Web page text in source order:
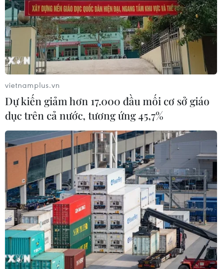
được nhiều kết quả nổi bật
11/05/2023 12:56
Các nhà lãnh đạo ASEAN chia sẻ quan điểm rằng lợi
ích của người dân là mối quan tâm hàng đầu, đặc biệt
là vấn đề bảo vệ người lao động nhập cư và nạn nhân
của tình trạng buôn bán người.
Hội nghị Cấp cao ASEAN-Nhật Bản sẽ
vietnamplus.vn
Dự kiến giảm hơn 17.000 đầu mối cơ sở giáo
dục trên cả nước, tương ứng 45,7%